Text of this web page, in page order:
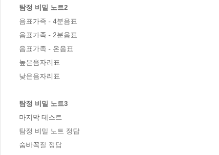
탐정 비밀 노트2
음표가족 - 4분음표
음표가족 - 2분음표
음표가족 - 온음표
높은음자리표
낮은음자리표
탐정 비밀 노트3
마지막 테스트
탐정 비밀 노트 정답
숨바꼭질 정답